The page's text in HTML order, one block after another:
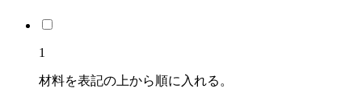
1
材料を表記の上から順に入れる。